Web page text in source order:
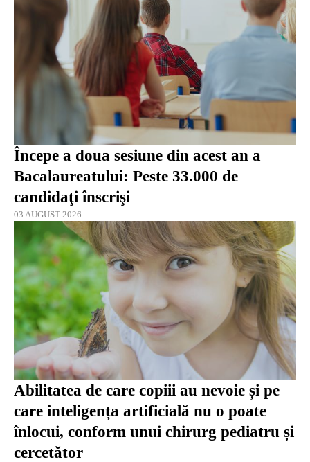
Începe a doua sesiune din acest an a
Bacalaureatului: Peste 33.000 de
candidaţi înscrişi
03 AUGUST 2026
Abilitatea de care copiii au nevoie și pe
care inteligența artificială nu o poate
înlocui, conform unui chirurg pediatru și
cercetător